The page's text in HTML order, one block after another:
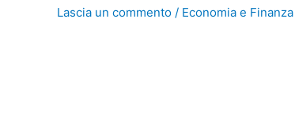
Lascia un commento / Economia e Finanza